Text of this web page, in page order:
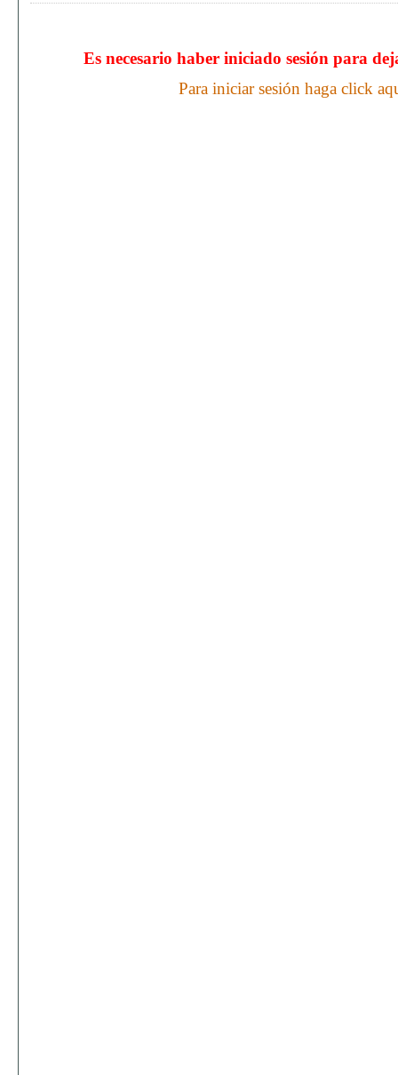
Es necesario haber iniciado sesión para
Para iniciar sesión haga click